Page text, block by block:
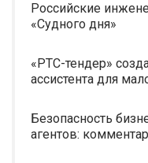
Российские
«Судного дня»
«РТС-тендер»
ассистента для
Безопасность
агентов: